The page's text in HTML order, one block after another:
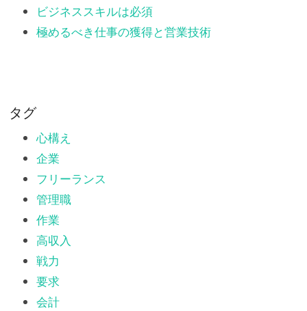
ビジネススキルは必須
極めるべき仕事の獲得と営業技術
タグ
心構え
企業
フリーランス
管理職
作業
高収入
戦力
要求
会計